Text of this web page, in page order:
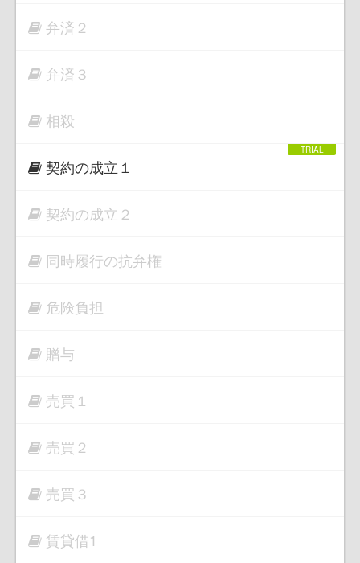
弁済２
弁済３
相殺
契約の成立１
契約の成立２
同時履行の抗弁権
危険負担
贈与
売買１
売買２
売買３
賃貸借1